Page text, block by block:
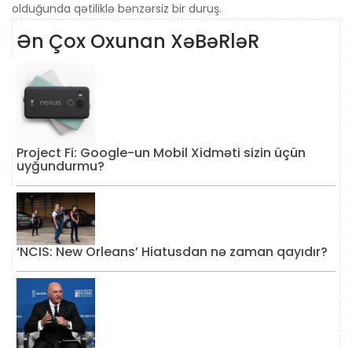
olduğunda qətiliklə bənzərsiz bir duruş.
Ən Çox Oxunan XəBəRləR
Project Fi: Google-un Mobil Xidməti sizin üçün
uyğundurmu?
‘NCIS: New Orleans’ Hiatusdan nə zaman qayıdır?